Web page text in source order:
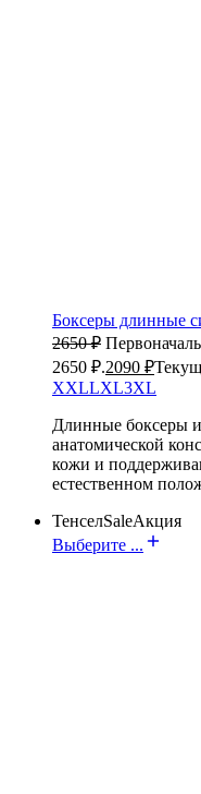
Боксеры длинные
2650₽
2650 ₽.2090 ₽
XXLLXL3XL
Длинные боксеры
анатомической
кожи и
естественном
ТенселSaleАкция
Выберите ...